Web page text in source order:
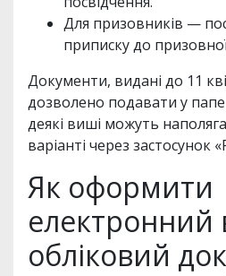
Для призовників —
приписку до
Документи, видані до 11
дозволено подавати у
деякі виші можуть
варіанті через застосунок
Як оформити
електронний
обліковий